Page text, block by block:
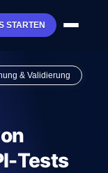
STARTEN
& Validierung
Tests